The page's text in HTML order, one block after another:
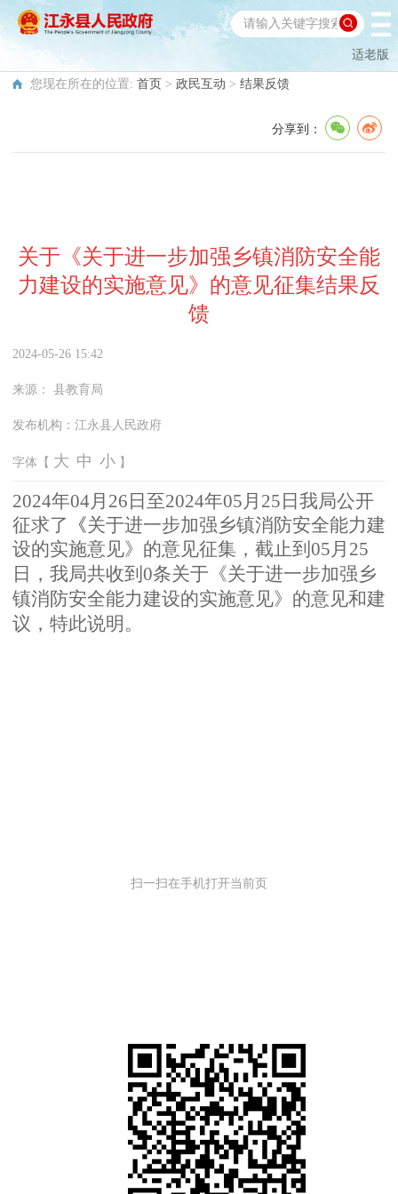
适老版
您现在所在的位置: 首页 > 政民互动 > 结果反馈
分享到：
关于《关于进一步加强乡镇消防安全能
力建设的实施意见》的意见征集结果反
馈
2024-05-26 15:42
来源： 县教育局
发布机构： 江永县人民政府
字体【 大 中 小 】
2024年04月26 日 至2024年05月25 日 我局公开
征求了 《关于进一步加强乡镇消防安全能力建
设的实施意见》的意 见征集 ，截止到05月25
日，我局共收到0条关于 《关于进一步加强乡
镇消防安全能力建设的实施意见》 的意见和建
议，特此说明。
扫一扫在手机打开当前页